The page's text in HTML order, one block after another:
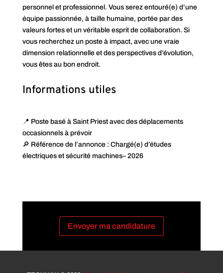
personnel et professionnel. Vous serez entouré(e) d’une
équipe passionnée, à taille humaine, portée par des
valeurs fortes et un véritable esprit de collaboration. Si
vous recherchez un poste à impact, avec une vraie
dimension relationnelle et des perspectives d’évolution,
vous êtes au bon endroit.
Informations utiles
📍 Poste basé à Saint Priest avec des déplacements
occasionnels à prévoir
🔎 Référence de l’annonce : Chargé(e) d’études
électriques et sécurité machines– 2026
Envoyer ma candidature